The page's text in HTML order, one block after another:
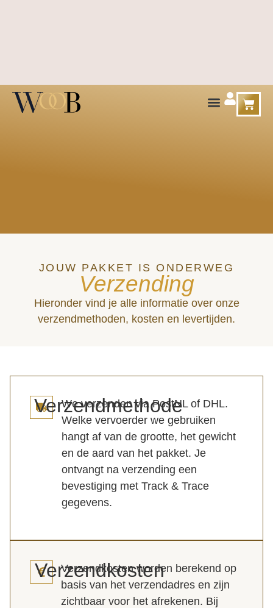
JOUW PAKKET IS ONDERWEG
Verzending
Hieronder vind je alle informatie over onze
verzendmethoden, kosten en levertijden.
Verzendmethode
We verzenden via PostNL of DHL.
Welke vervoerder we gebruiken
hangt af van de grootte, het gewicht
en de aard van het pakket. Je
ontvangt na verzending een
bevestiging met Track & Trace
gegevens.
Verzendkosten
Verzendkosten worden berekend op
basis van het verzendadres en zijn
zichtbaar voor het afrekenen. Bij